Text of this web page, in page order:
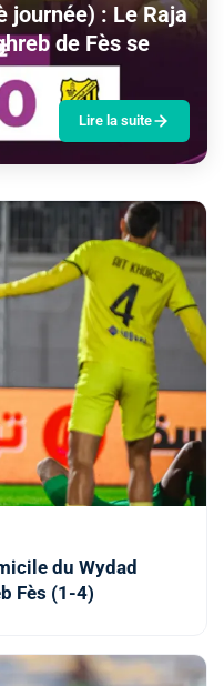
journée) : Le Raja
de Fès se
Lire la suite
du Wydad
Fès (1-4)